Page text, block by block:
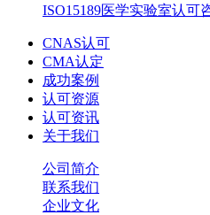
ISO15189医学实验室认可
CNAS认可
CMA认定
成功案例
认可资源
认可资讯
关于我们
公司简介
联系我们
企业文化